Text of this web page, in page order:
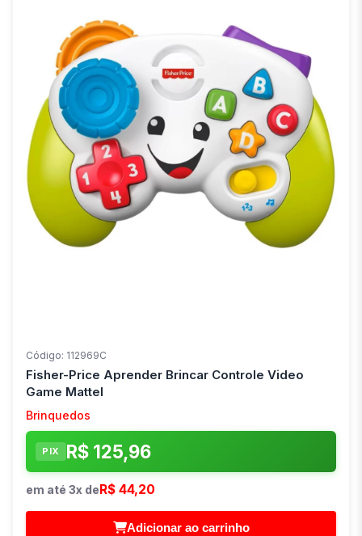
Código: 112969C
Fisher-Price Aprender Brincar Controle Video
Game Mattel
Brinquedos
PIX R$ 125,96
em até 3x deR$ 44,20
Adicionar ao carrinho